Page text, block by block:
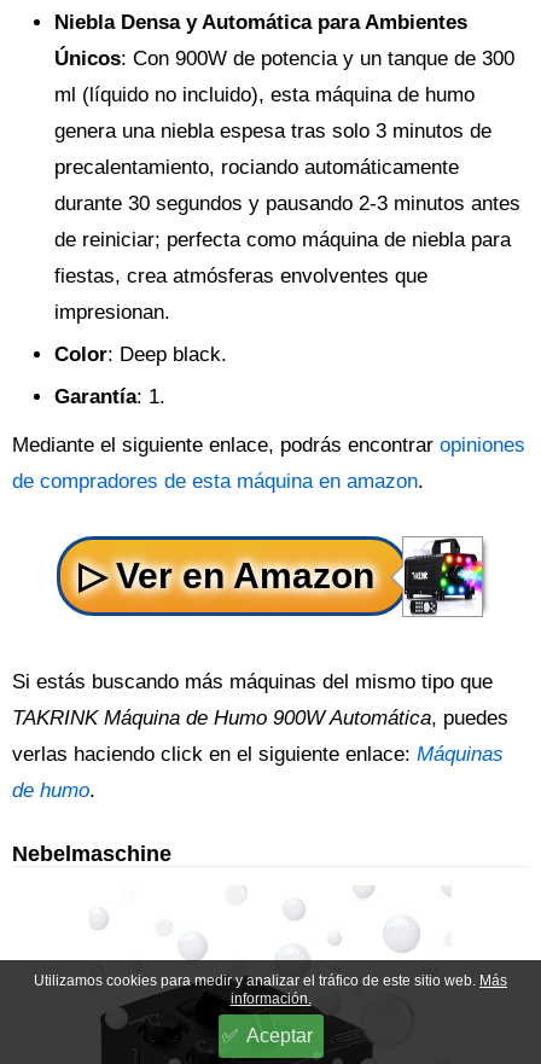
Niebla Densa y Automática para Ambientes
Únicos: Con 900W de potencia y un tanque de 300
ml (líquido no incluido), esta máquina de humo
genera una niebla espesa tras solo 3 minutos de
precalentamiento, rociando automáticamente
durante 30 segundos y pausando 2-3 minutos antes
de reiniciar; perfecta como máquina de niebla para
fiestas, crea atmósferas envolventes que
impresionan.
Color: Deep black.
Garantía: 1.
Mediante el siguiente enlace, podrás encontrar opiniones
de compradores de esta máquina en amazon.
Si estás buscando más máquinas del mismo tipo que
TAKRINK Máquina de Humo 900W Automática, puedes
verlas haciendo click en el siguiente enlace: Máquinas
de humo.
Nebelmaschine
Utilizamos cookies para medir y analizar el tráfico de este sitio web. Más
información.
Aceptar